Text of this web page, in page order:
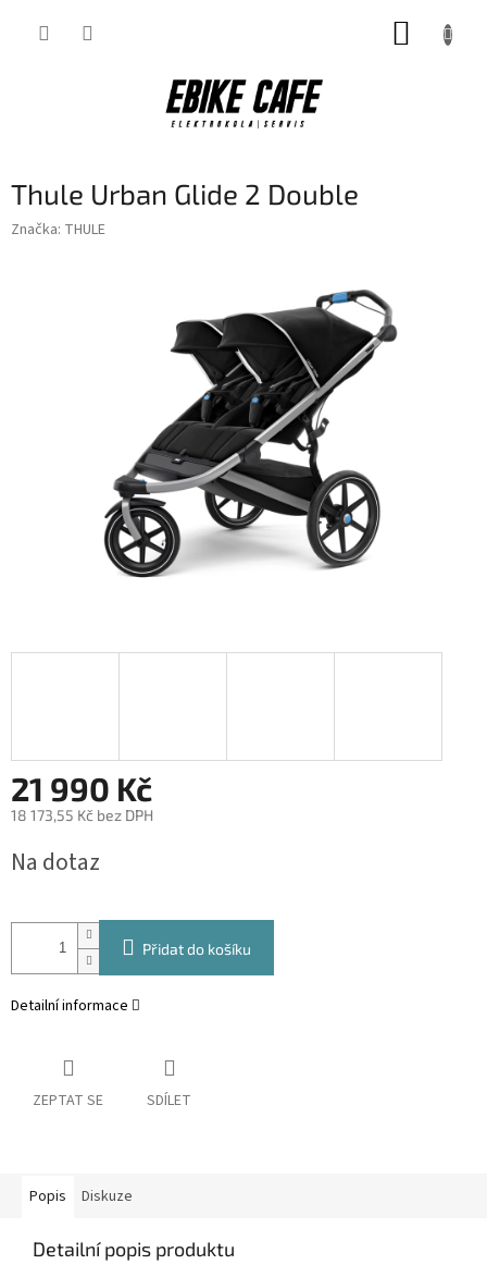
Thule Urban Glide 2 Double
Značka: THULE
21 990 Kč
18 173,55 Kč bez DPH
cena:
Na dotaz
Přidat do košíku
Detailní informace
ZEPTAT SE SDÍLET
Popis Diskuze
Detailní popis produktu